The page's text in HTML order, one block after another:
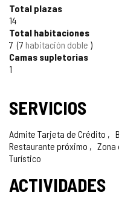
Total plazas
14
Total habitaciones
7 7 habitación doble
Camas supletorias
1
SERVICIOS
Admite Tarjeta de Crédito
Restaurante próximo
Zona
Turístico
ACTIVIDADES